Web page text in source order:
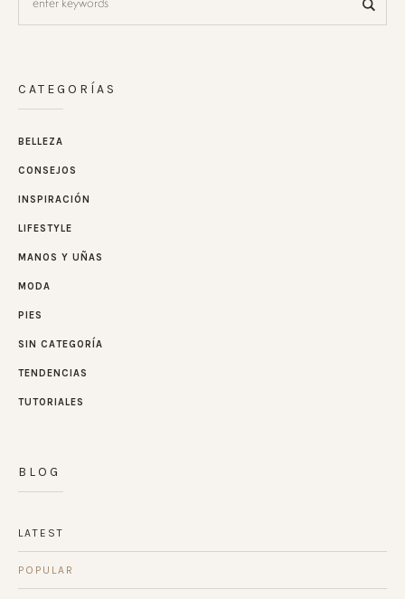
CATEGORÍAS
BELLEZA
CONSEJOS
INSPIRACIÓN
LIFESTYLE
MANOS Y UÑAS
MODA
PIES
SIN CATEGORÍA
TENDENCIAS
TUTORIALES
BLOG
LATEST
POPULAR